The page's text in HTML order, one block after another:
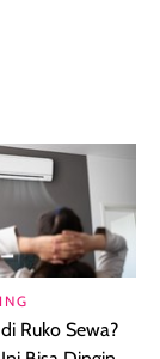
Ruko Sewa?